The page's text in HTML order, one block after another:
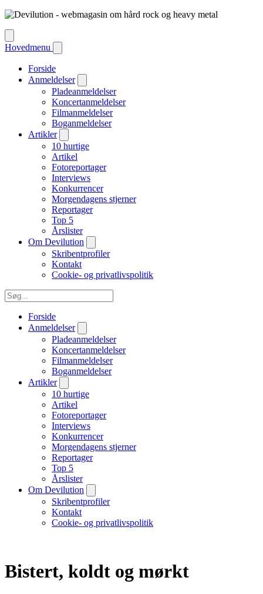
Hovedmenu
Forside
Anmeldelser
Pladeanmeldelser
Koncertanmeldelser
Filmanmeldelser
Boganmeldelser
Artikler
10 hurtige
Artikel
Fotoreportager
Interviews
Konkurrencer
Morgendagens stjerner
Reportager
Top 5
Årslister
Om Devilution
Skribentprofiler
Kontakt
Cookie- og privatlivspolitik
Forside
Anmeldelser
Pladeanmeldelser
Koncertanmeldelser
Filmanmeldelser
Boganmeldelser
Artikler
10 hurtige
Artikel
Fotoreportager
Interviews
Konkurrencer
Morgendagens stjerner
Reportager
Top 5
Årslister
Om Devilution
Skribentprofiler
Kontakt
Cookie- og privatlivspolitik
Bistert, koldt og mørkt